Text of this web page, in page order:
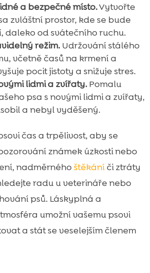
a bezpečné místo.Vytvořte
zvláštní prostor, kde se bude
daleko od svátečního ruchu.
režim.Udržování stálého
včetně časů na krmení a
pocit jistoty a snižuje stres.
lidmi a zvířaty.Pomalu
psa s novými lidmi a zvířaty,
a nebyl vyděšený.
čas a trpělivost, aby se
známek úzkosti nebo
nadměrného štěkáníči ztráty
radu u veterináře nebo
psů. Láskyplná a
umožní vašemu psovi
a stát se veselejším členem